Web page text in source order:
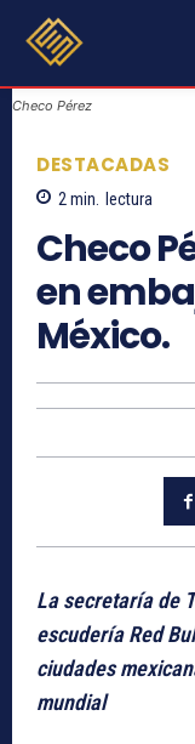
Checo Pérez
DESTACADAS
2 min. lectura
Checo
en
México.
La secretaría de
escudería Red
ciudades
mundial